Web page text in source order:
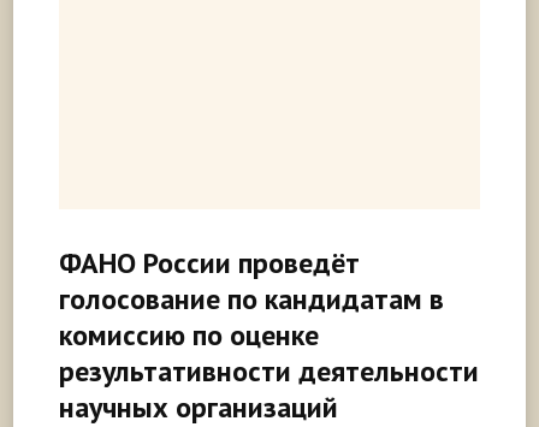
ФАНО России проведёт
голосование по кандидатам в
комиссию по оценке
результативности деятельности
научных организаций